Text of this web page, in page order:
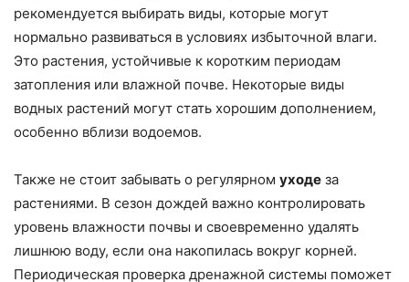
рекомендуется выбирать виды, которые могут
нормально развиваться в условиях избыточной влаги.
Это растения, устойчивые к коротким периодам
затопления или влажной почве. Некоторые виды
водных растений могут стать хорошим дополнением,
особенно вблизи водоемов.
Также не стоит забывать о регулярном уходе за
растениями. В сезон дождей важно контролировать
уровень влажности почвы и своевременно удалять
лишнюю воду, если она накопилась вокруг корней.
Периодическая проверка дренажной системы поможет